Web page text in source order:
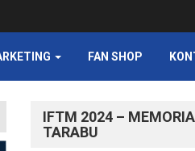
FAN SHOP
IFTM 2024 –
TARABU